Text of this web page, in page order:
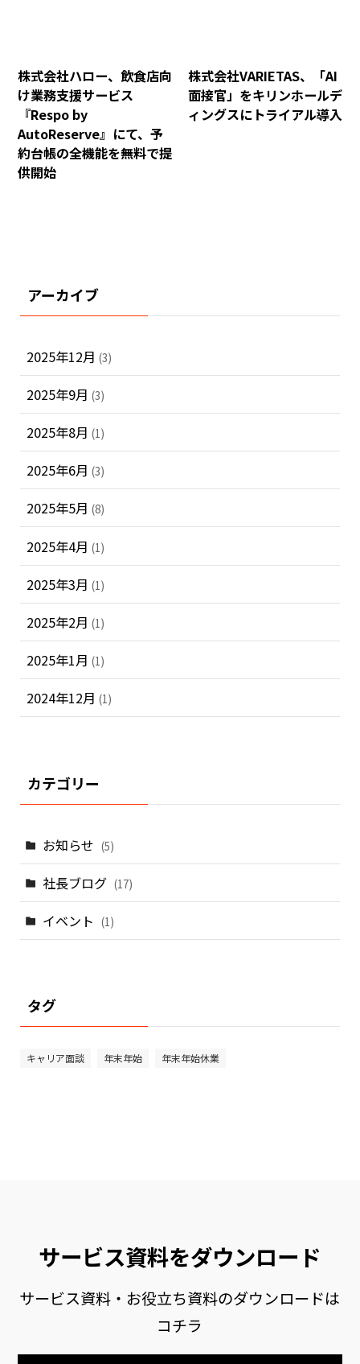
株式会社ハロー、飲食店向
け業務支援サービス
『Respo by
AutoReserve』にて、予
約台帳の全機能を無料で提
供開始
株式会社VARIETAS、「AI
面接官」をキリンホールデ
ィングスにトライアル導入
アーカイブ
2025年12月 (3)
2025年9月 (3)
2025年8月 (1)
2025年6月 (3)
2025年5月 (8)
2025年4月 (1)
2025年3月 (1)
2025年2月 (1)
2025年1月 (1)
2024年12月 (1)
カテゴリー
お知らせ (5)
社長ブログ (17)
イベント (1)
タグ
キャリア面談 年末年始 年末年始休業
サービス資料をダウンロード
サービス資料・お役立ち資料のダウンロードは
コチラ